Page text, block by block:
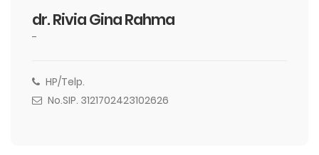
dr. Rivia Gina Rahma
-
HP/Telp.
No.SIP. 3121702423102626